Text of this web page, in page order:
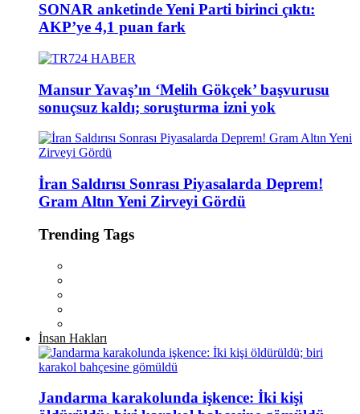
SONAR anketinde Yeni Parti birinci çıktı:
AKP’ye 4,1 puan fark
Mansur Yavaş’ın ‘Melih Gökçek’ başvurusu
sonuçsuz kaldı; soruşturma izni yok
İran Saldırısı Sonrası Piyasalarda Deprem!
Gram Altın Yeni Zirveyi Gördü
Trending Tags
İnsan Hakları
Jandarma karakolunda işkence: İki kişi